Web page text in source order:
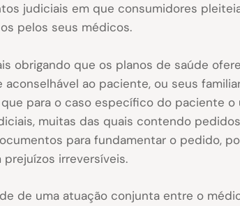
judiciais em que consumidores
pelos seus médicos.
obrigando que os planos de saúde
ao paciente, ou seus
para o caso específico do paciente
muitas das quais contendo
para fundamentar o pedido,
irreversíveis.
de uma atuação conjunta entre o